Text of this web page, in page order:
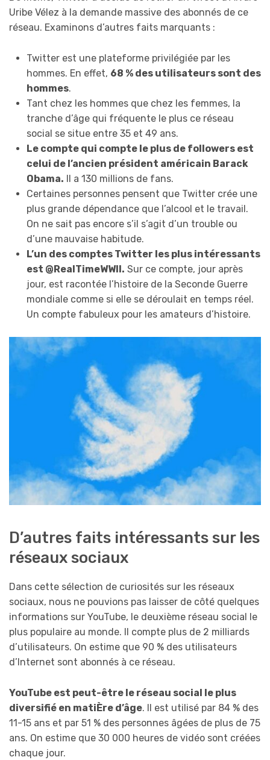
Uribe Vélez à la demande massive des abonnés de ce
réseau. Examinons d’autres faits marquants :
Twitter est une plateforme privilégiée par les
hommes. En effet, 68 % des utilisateurs sont des
hommes.
Tant chez les hommes que chez les femmes, la
tranche d’âge qui fréquente le plus ce réseau
social se situe entre 35 et 49 ans.
Le compte qui compte le plus de followers est
celui de l’ancien président américain Barack
Obama. Il a 130 millions de fans.
Certaines personnes pensent que Twitter crée une
plus grande dépendance que l’alcool et le travail.
On ne sait pas encore s’il s’agit d’un trouble ou
d’une mauvaise habitude.
L’un des comptes Twitter les plus intéressants
est @RealTimeWWII. Sur ce compte, jour après
jour, est racontée l’histoire de la Seconde Guerre
mondiale comme si elle se déroulait en temps réel.
Un compte fabuleux pour les amateurs d’histoire.
D’autres faits intéressants sur les
réseaux sociaux
Dans cette sélection de curiosités sur les réseaux
sociaux, nous ne pouvions pas laisser de côté quelques
informations sur YouTube, le deuxième réseau social le
plus populaire au monde. Il compte plus de 2 milliards
d’utilisateurs. On estime que 90 % des utilisateurs
d’Internet sont abonnés à ce réseau.
YouTube est peut-être le réseau social le plus
diversifié en matiÈre d’âge. Il est utilisé par 84 % des
11-15 ans et par 51 % des personnes âgées de plus de 75
ans. On estime que 30 000 heures de vidéo sont créées
chaque jour.